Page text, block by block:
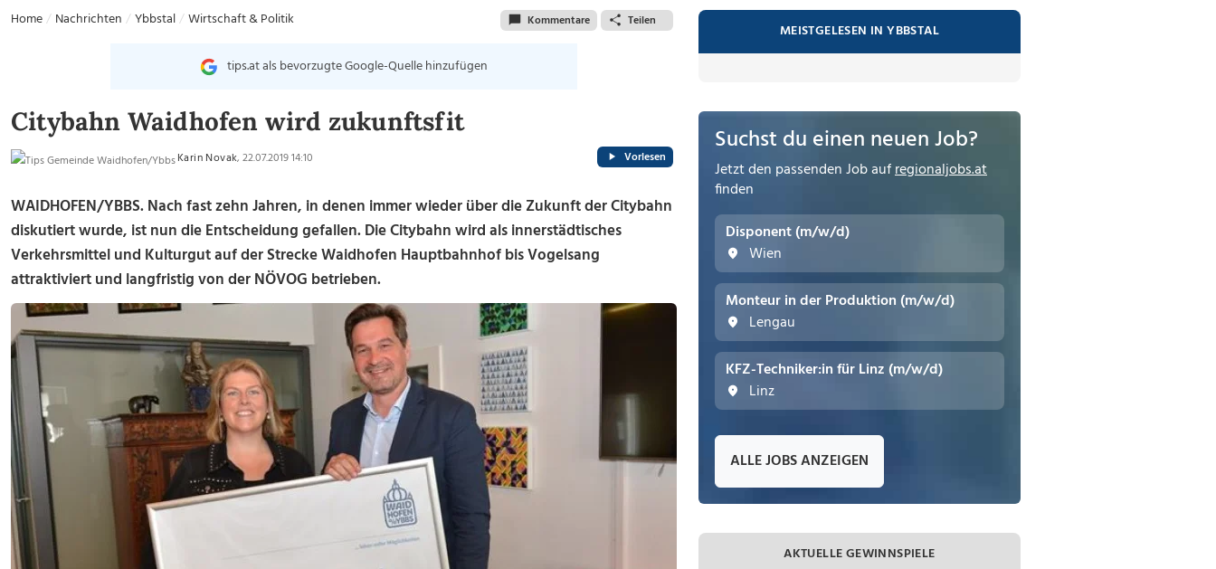
Home Nachrichten Ybbstal Wirtschaft & Politik Kommentare Teilen
tips.at als bevorzugte Google-Quelle hinzufügen
Citybahn Waidhofen wird zukunftsfit
Karin Novak, 22.07.2019 14:10 Vorlesen
WAIDHOFEN/YBBS. Nach fast zehn Jahren, in denen immer wieder über die Zukunft der Citybahn
diskutiert wurde, ist nun die Entscheidung gefallen. Die Citybahn wird als innerstädtisches
Verkehrsmittel und Kulturgut auf der Strecke Waidhofen Hauptbahnhof bis Vogelsang
attraktiviert und langfristig von der NÖVOG betrieben.
MEISTGELESEN IN YBBSTAL
Suchst du einen neuen Job?
Jetzt den passenden Job aufregionaljobs.at
finden
Disponent (m/w/d)
Wien
Monteur in der Produktion (m/w/d)
Lengau
KFZ-Techniker:in für Linz (m/w/d)
Linz
ALLE JOBS ANZEIGEN
AKTUELLE GEWINNSPIELE